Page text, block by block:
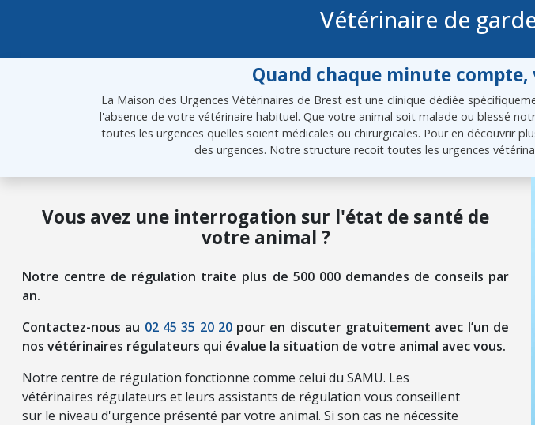
Vétérinaire de
Quand chaque minute
La Maison des Urgences Vétérinaires de Brest est une clinique dédiée
l'absence de votre vétérinaire habituel. Que votre animal soit malade ou blessé
toutes les urgences quelles soient médicales ou chirurgicales. Pour en découvrir
des urgences. Notre structure recoit toutes les urgences
Vous avez une interrogation sur l'état de santé de
votre animal ?
Notre centre de régulation traite plus de 500 000 demandes de conseils par
an.
Contactez-nous au 02 45 35 20 20pour en discuter gratuitement avec l’un de
nos vétérinaires régulateurs qui évalue la situation de votre animal avec vous.
Notre centre de régulation fonctionne comme celui du SAMU. Les
vétérinaires régulateurs et leurs assistants de régulation vous conseillent
sur le niveau d'urgence présenté par votre animal. Si son cas ne nécessite